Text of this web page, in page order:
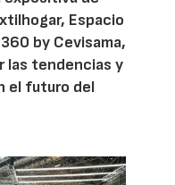
Espacio
by Cevisama,
las tendencias y
el futuro del